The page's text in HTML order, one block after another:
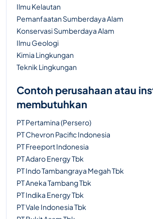
Ilmu Kelautan
Pemanfaatan Sumberdaya Alam
Konservasi Sumberdaya Alam
Ilmu Geologi
Kimia Lingkungan
Teknik Lingkungan
Contoh perusahaan atau
membutuhkan
PT Pertamina (Persero)
PT Chevron Pacific Indonesia
PT Freeport Indonesia
PT Adaro Energy Tbk
PT Indo Tambangraya Megah Tbk
PT Aneka Tambang Tbk
PT Indika Energy Tbk
PT Vale Indonesia Tbk